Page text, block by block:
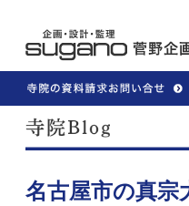
名古屋市の真